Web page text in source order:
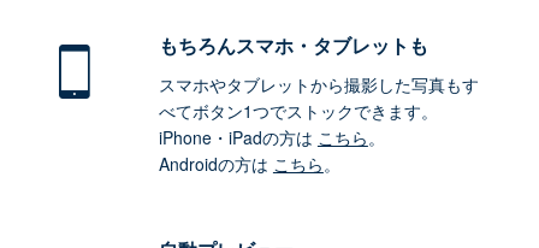
もちろんスマホ・タブレットも
スマホやタブレットから撮影した写真もす
べてボタン1つでストックできます。
iPhone・iPadの方は こちら。
Androidの方は こちら。